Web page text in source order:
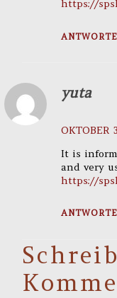
https://
yuta
OKTOBER
It is
and very
https://